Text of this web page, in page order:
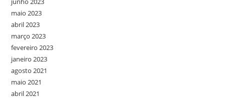
maio 2023
abril 2023
março 2023
fevereiro 2023
janeiro 2023
agosto 2021
maio 2021
abril 2021